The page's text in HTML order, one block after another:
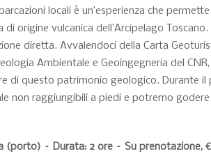
locali è un’esperienza che
di origine vulcanica dell’Arcipelago
diretta. Avvalendoci della Carta
Ambientale e Geoingegneria del
di questo patrimonio geologico. Durante
non raggiungibili a piedi e potremo
(porto) – Durata: 2 ore – Su prenotazione,